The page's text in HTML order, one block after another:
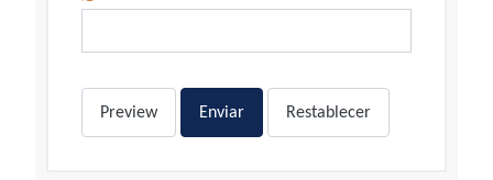
Preview Enviar Restablecer